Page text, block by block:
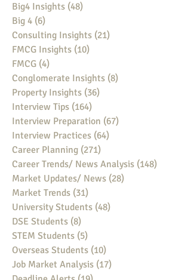
Big4 Insights (48)
Big 4 (6)
Consulting Insights (21)
FMCG Insights (10)
FMCG (4)
Conglomerate Insights (8)
Property Insights (36)
Interview Tips (164)
Interview Preparation (67)
Interview Practices (64)
Career Planning (271)
Career Trends/ News Analysis (148)
Market Updates/ News (28)
Market Trends (31)
University Students (48)
DSE Students (8)
STEM Students (5)
Overseas Students (10)
Job Market Analysis (17)